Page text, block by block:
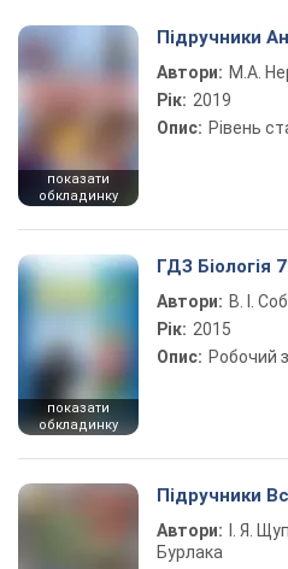
показати
обкладинку
Підручники
Автори: М.А.
Рік: 2019
Опис: Рівень
показати
обкладинку
ГДЗ Біологія
Автори: В. І.
Рік: 2015
Опис: Робочий
Підручники
Автори:
І. Я.
Бурлака